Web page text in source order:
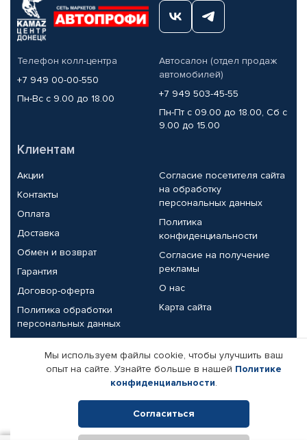
Телефон колл-центра
+7 949 00-00-550
Пн-Вс с 9.00 до 18.00
Автосалон (отдел продаж
автомобилей)
+7 949 503-45-55
Пн-Пт с 09.00 до 18.00, Сб с
9.00 до 15.00
Клиентам
Акции
Контакты
Оплата
Доставка
Обмен и возврат
Гарантия
Договор-оферта
Политика обработки
персональных данных
Согласие посетителя сайта
на обработку
персональных данных
Политика
конфиденциальности
Согласие на получение
рекламы
О нас
Карта сайта
Партнерам
Корпоративным клиентам
Поставщикам
Реквизиты компании
Мы используем файлы cookie, чтобы улучшить ваш
опыт на сайте. Узнайте больше в нашей Политике
конфиденциальности.
Согласиться